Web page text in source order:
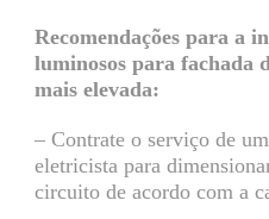
Recomendações para a
luminosos para fachada
mais elevada:
– Contrate o serviço de
eletricista para
circuito de acordo com a